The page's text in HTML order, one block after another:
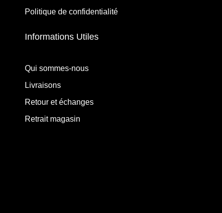
Politique de confidentialité
Informations Utiles
Qui sommes-nous
Livraisons
Retour et échanges
Retrait magasin